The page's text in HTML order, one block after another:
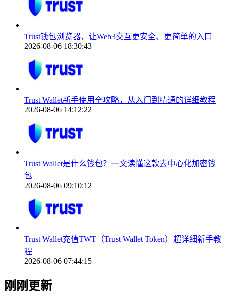
Trust钱包浏览器，让Web3交互更安全、更简单的入口
2026-08-06 18:30:43
Trust Wallet新手使用全攻略，从入门到精通的详细教程
2026-08-06 14:12:22
Trust Wallet是什么钱包？一文读懂这款去中心化加密钱
包
2026-08-06 09:10:12
Trust Wallet充值TWT（Trust Wallet Token）超详细新手教
程
2026-08-06 07:44:15
刚刚更新